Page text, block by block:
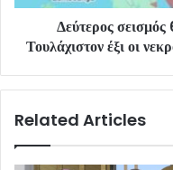
Δεύτερος σεισμός
Τουλάχιστον έξι οι
Related Articles